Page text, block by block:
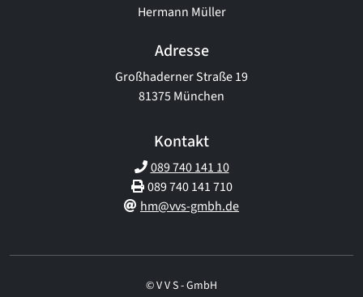
Hermann Müller
Adresse
Großhaderner Straße 19
81375 München
Kontakt
089 740 141 10
089 740 141 710
hm@vvs-gmbh.de
© V V S - GmbH